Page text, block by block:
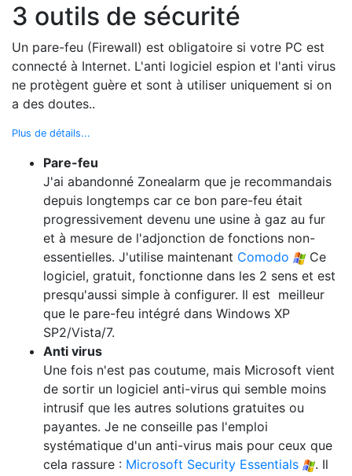
3 outils de sécurité
Un pare-feu (Firewall) est obligatoire si votre PC est
connecté à Internet. L'anti logiciel espion et l'anti virus
ne protègent guère et sont à utiliser uniquement si on
a des doutes..
Plus de détails...
Pare-feu
J'ai abandonné Zonealarm que je recommandais
depuis longtemps car ce bon pare-feu était
progressivement devenu une usine à gaz au fur
et à mesure de l'adjonction de fonctions non-
essentielles. J'utilise maintenant Comodo
Ce
logiciel, gratuit, fonctionne dans les 2 sens et est
presqu'aussi simple à configurer. Il est meilleur
que le pare-feu intégré dans Windows XP
SP2/Vista/7.
Anti virus
Une fois n'est pas coutume, mais Microsoft vient
de sortir un logiciel anti-virus qui semble moins
intrusif que les autres solutions gratuites ou
payantes. Je ne conseille pas l'emploi
systématique d'un anti-virus mais pour ceux que
cela rassure : Microsoft Security Essentials
. Il